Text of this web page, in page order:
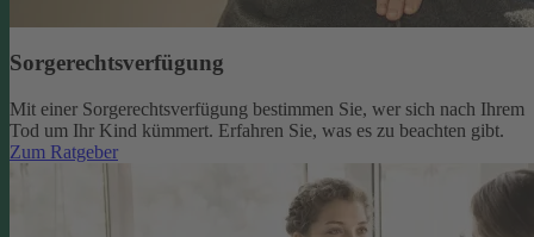
Sorgerechtsverfügung
Mit einer Sorgerechtsverfügung bestimmen Sie, wer sich nach Ihrem
Tod um Ihr Kind kümmert. Erfahren Sie, was es zu beachten gibt.
Zum Ratgeber